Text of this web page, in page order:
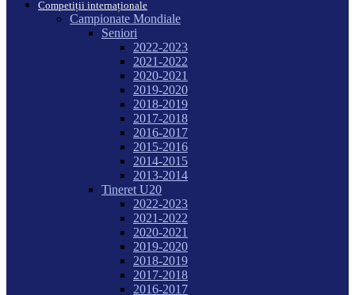
Competiții internaționale
Campionate Mondiale
Seniori
2022-2023
2021-2022
2020-2021
2019-2020
2018-2019
2017-2018
2016-2017
2015-2016
2014-2015
2013-2014
Tineret U20
2022-2023
2021-2022
2020-2021
2019-2020
2018-2019
2017-2018
2016-2017